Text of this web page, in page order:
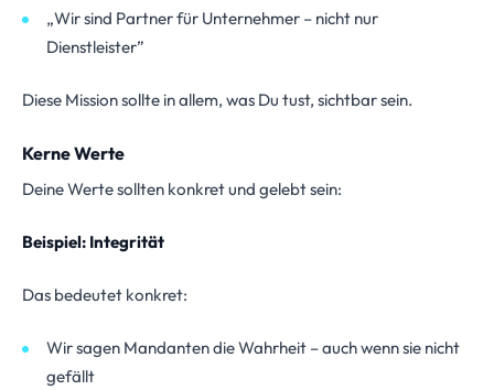
„Wir sind Partner für Unternehmer – nicht nur
Dienstleister”
Diese Mission sollte in allem, was Du tust, sichtbar sein.
Kerne Werte
Deine Werte sollten konkret und gelebt sein:
Beispiel: Integrität
Das bedeutet konkret:
Wir sagen Mandanten die Wahrheit – auch wenn sie nicht
gefällt